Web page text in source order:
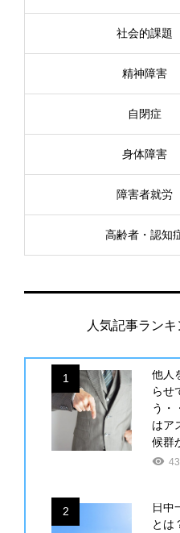
社会的課題
精神障害
自閉症
身体障害
障害者就労
高齢者・認知
人気記事ラン
1
他人
らせ
う・
はア
候群
2
日中
と